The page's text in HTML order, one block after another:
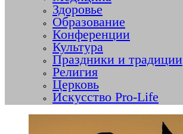
Здоровье
Образование
Конференции
Культура
Праздники и традиции
Религия
Церковь
Искусство Pro-Life